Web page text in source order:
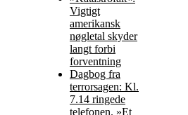
Vigtigt
amerikansk
nøgletal skyder
langt forbi
forventning
Dagbog fra
terrorsagen: Kl.
7.14 ringede
telefonen. »Et